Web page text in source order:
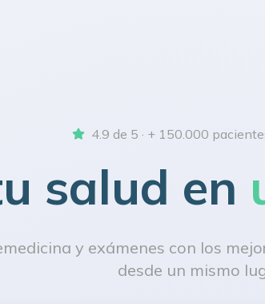
4.9 de 5 · + 150.000
salud en
y exámenes con los
desde un mismo